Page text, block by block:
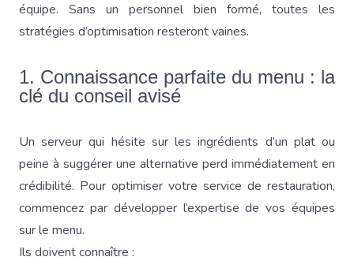
équipe. Sans un personnel bien formé, toutes les
stratégies d’optimisation resteront vaines.
1. Connaissance parfaite du menu : la
clé du conseil avisé
Un serveur qui hésite sur les ingrédients d’un plat ou
peine à suggérer une alternative perd immédiatement en
crédibilité. Pour optimiser votre service de restauration,
commencez par développer l’expertise de vos équipes
sur le menu.
Ils doivent connaître :